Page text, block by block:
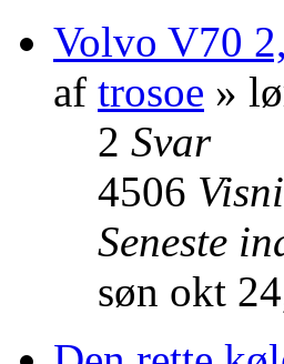
Volvo V70
af trosoe »
2 Svar
4506
Seneste
søn okt